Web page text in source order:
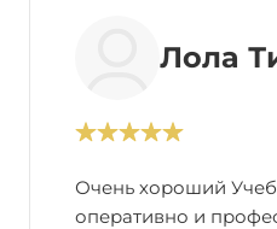
Лола
Очень хороший
оперативно и